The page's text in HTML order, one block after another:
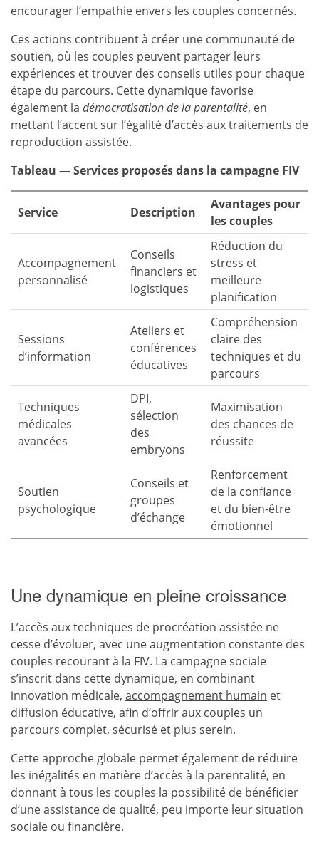
encourager l’empathie envers les couples concernés.
Ces actions contribuent à créer une communauté de
soutien, où les couples peuvent partager leurs
expériences et trouver des conseils utiles pour chaque
étape du parcours. Cette dynamique favorise
également la démocratisation de la parentalité, en
mettant l’accent sur l’égalité d’accès aux traitements de
reproduction assistée.
Tableau — Services proposés dans la campagne FIV
Service Description
Avantages pour
les couples
Accompagnement
personnalisé
Conseils
financiers et
logistiques
Réduction du
stress et
meilleure
planification
Sessions
d’information
Ateliers et
conférences
éducatives
Compréhension
claire des
techniques et du
parcours
Techniques
médicales
avancées
DPI,
sélection
des
embryons
Maximisation
des chances de
réussite
Soutien
psychologique
Conseils et
groupes
d’échange
Renforcement
de la confiance
et du bien-être
émotionnel
Une dynamique en pleine croissance
L’accès aux techniques de procréation assistée ne
cesse d’évoluer, avec une augmentation constante des
couples recourant à la FIV. La campagne sociale
s’inscrit dans cette dynamique, en combinant
innovation médicale, accompagnement humain et
diffusion éducative, afin d’offrir aux couples un
parcours complet, sécurisé et plus serein.
Cette approche globale permet également de réduire
les inégalités en matière d’accès à la parentalité, en
donnant à tous les couples la possibilité de bénéficier
d’une assistance de qualité, peu importe leur situation
sociale ou financière.